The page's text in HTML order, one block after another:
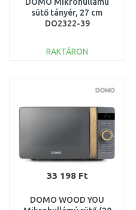
sütő tányér, 27 cm
DO2322-39
RAKTÁRON
Összehasonlítás
33 198 Ft
DOMO WOOD YOU